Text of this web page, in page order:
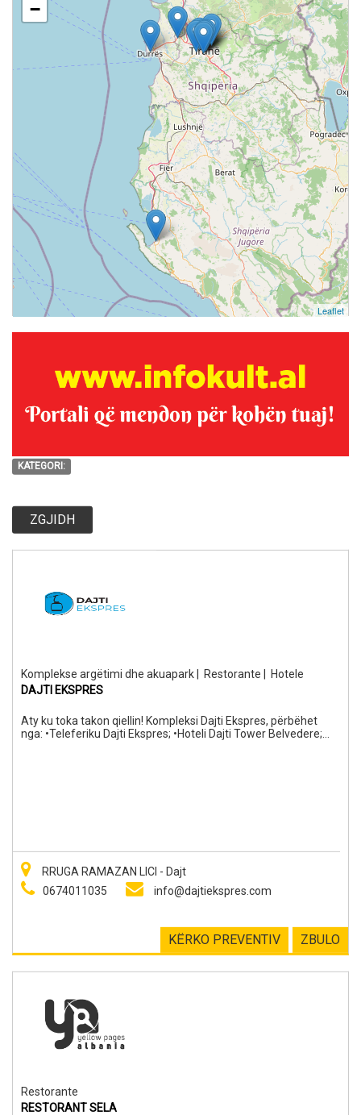
KATEGORI:
ZGJIDH
Komplekse argëtimi dhe akuapark| Restorante | Hotele
DAJTI EKSPRES
Aty ku toka takon qiellin! Kompleksi Dajti Ekspres, përbëhet
nga: •Teleferiku Dajti Ekspres; •Hoteli Dajti Tower Belvedere;
RRUGA RAMAZAN LICI - Dajt
0674011035
info@dajtiekspres.com
ZBULO
KËRKO PREVENTIV
Restorante
RESTORANT SELA
−
Leaflet